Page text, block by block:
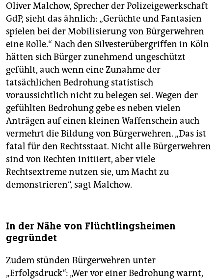
Oliver Malchow, Sprecher der Polizeigewerkschaft
GdP, sieht das ähnlich: „Gerüchte und Fantasien
spielen bei der Mobilisierung von Bürgerwehren
eine Rolle.“ Nach den Silvesterübergriffen in Köln
hätten sich Bürger zunehmend ungeschützt
gefühlt, auch wenn eine Zunahme der
tatsächlichen Bedrohung statistisch
voraussichtlich nicht zu belegen sei. Wegen der
gefühlten Bedrohung gebe es neben vielen
Anträgen auf einen kleinen Waffenschein auch
vermehrt die Bildung von Bürgerwehren. „Das ist
fatal für den Rechtsstaat. Nicht alle Bürgerwehren
sind von Rechten initiiert, aber viele
Rechtsextreme nutzen sie, um Macht zu
demonstrieren“, sagt Malchow.
In der Nähe von Flüchtlingsheimen
gegründet
Zudem stünden Bürgerwehren unter
„Erfolgsdruck“: „Wer vor einer Bedrohung warnt,